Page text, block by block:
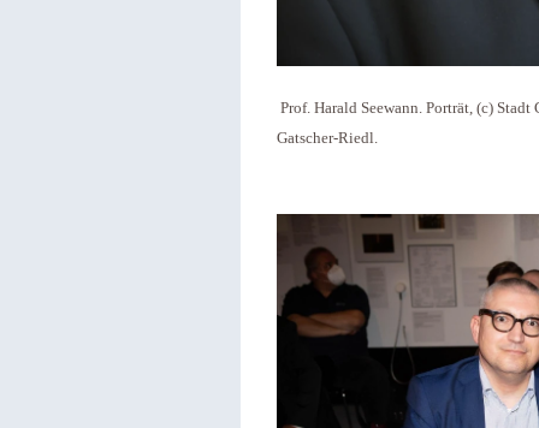
Prof. Harald Seewann. Porträt, (c) Stadt
Gatscher-Riedl.